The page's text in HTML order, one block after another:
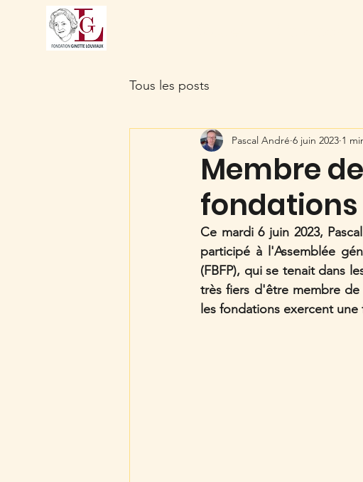
Tous les posts
Membre
Pascal André 6 juin 2023 1
Ce mardi 6 juin 2023,
participé à l'Assemblée
(FBFP), qui se tenait dans
très fiers d'être membre
les fondations exercent